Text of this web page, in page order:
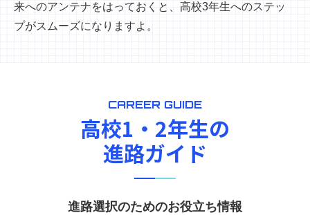
来へのアンテナをはっておくと、高校3年生へのステッ
プがスムーズになりますよ。
CAREER GUIDE
高校1・2年生の
進路ガイド
進路選択のためのお役立ち情報